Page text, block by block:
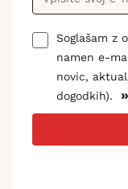
Soglašam z
namen e-
novic,
dogodkih).
»